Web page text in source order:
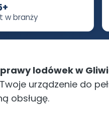
w branży
lodówek w
urządzenie do
obsługę.